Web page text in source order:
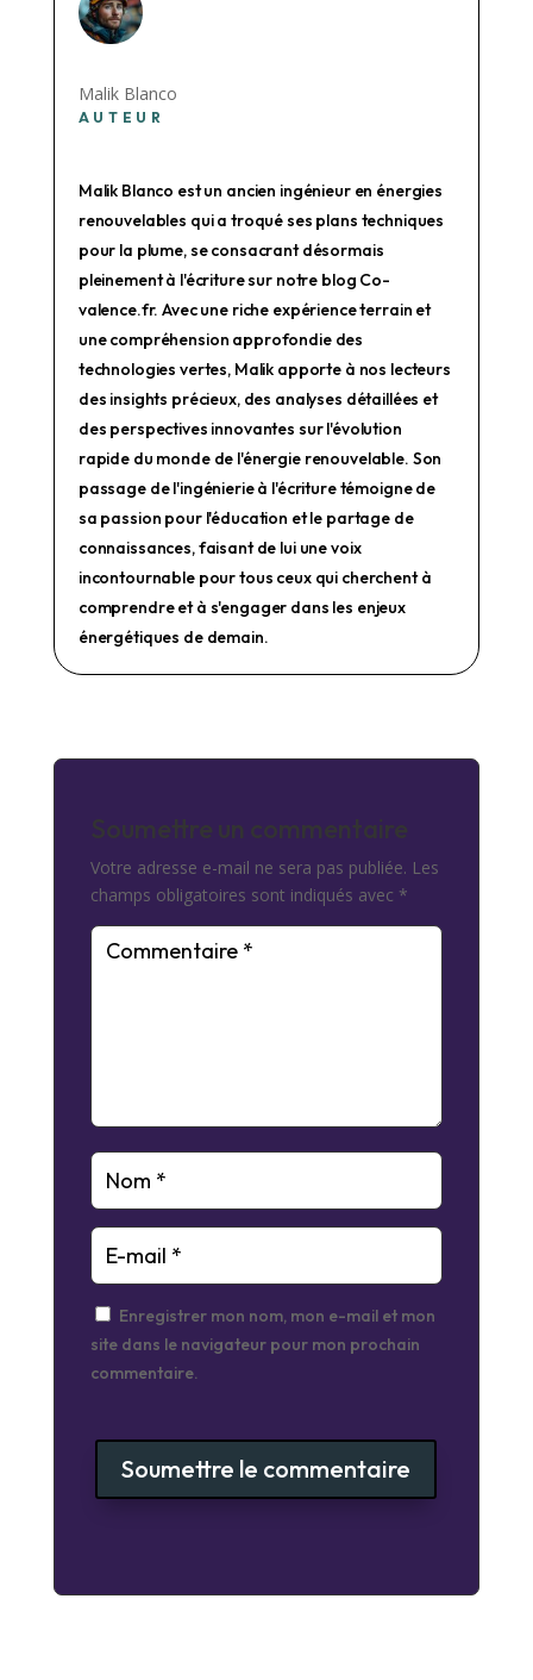
Malik Blanco
AUTEUR
Malik Blanco est un ancien ingénieur en énergies
renouvelables qui a troqué ses plans techniques
pour la plume, se consacrant désormais
pleinement à l'écriture sur notre blog Co-
valence.fr. Avec une riche expérience terrain et
une compréhension approfondie des
technologies vertes, Malik apporte à nos lecteurs
des insights précieux, des analyses détaillées et
des perspectives innovantes sur l'évolution
rapide du monde de l'énergie renouvelable. Son
passage de l'ingénierie à l'écriture témoigne de
sa passion pour l'éducation et le partage de
connaissances, faisant de lui une voix
incontournable pour tous ceux qui cherchent à
comprendre et à s'engager dans les enjeux
énergétiques de demain.
Soumettre un commentaire
Votre adresse e-mail ne sera pas publiée. Les
champs obligatoires sont indiqués avec *
Enregistrer mon nom, mon e-mail et mon
site dans le navigateur pour mon prochain
commentaire.
Soumettre le commentaire